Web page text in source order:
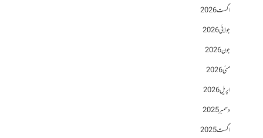
اگست 2026
جولائی 2026
جون 2026
مئی 2026
اپریل 2026
دسمبر 2025
اگست 2025